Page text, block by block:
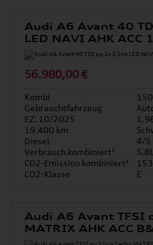
Audi A6 Avant 40
LED NAVI AHK ACC
56.980,00 €
Kombi
Gebrauchtfahrzeug
EZ: 10/2025
19.400 km
Diesel
4/5
Verbrauch kombiniert¹
CO2-Emission kombiniert¹
CO2-Klasse
E
Audi A6 Avant TFSI
MATRIX AHK ACC